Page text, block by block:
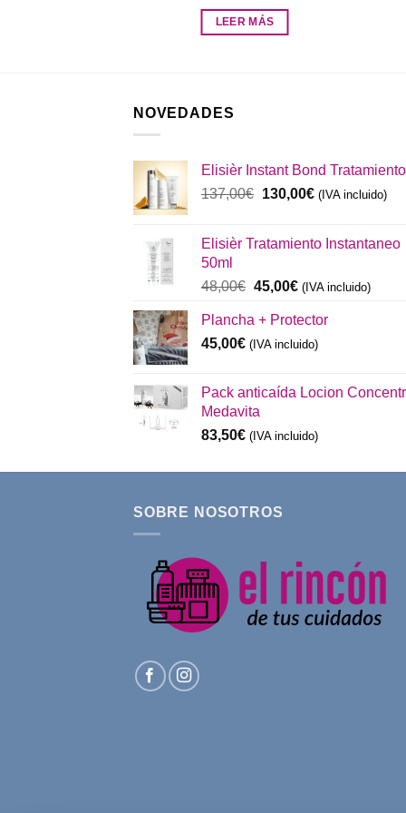
LEER MÁS
NOVEDADES
Elisièr Instant Bond Tratamiento
137,00€ El
era:
130,00€El
es:
(IVA incluido)
Elisièr Tratamiento Instantaneo
50ml
48,00€ El
original
era:
45,00€El
actual
es:
(IVA incluido)
Plancha + Protector
45,00€ (IVA incluido)
Pack anticaída Locion
Medavita
83,50€ (IVA incluido)
SOBRE NOSOTROS